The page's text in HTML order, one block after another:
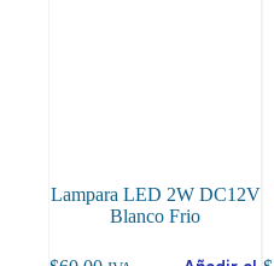
Lampara LED 2W DC12V
Blanco Frio